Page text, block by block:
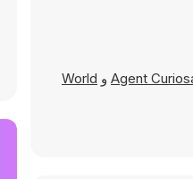
Agent و World